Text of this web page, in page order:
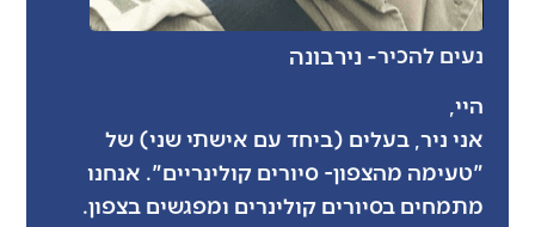
נעים להכיר- נירבונה
היי,
אני ניר, בעלים (ביחד עם אישתי שני) של
"טעימה מהצפון- סיורים קולינריים". אנחנו
מתמחים בסיורים קולינרים ומפגשים בצפון.